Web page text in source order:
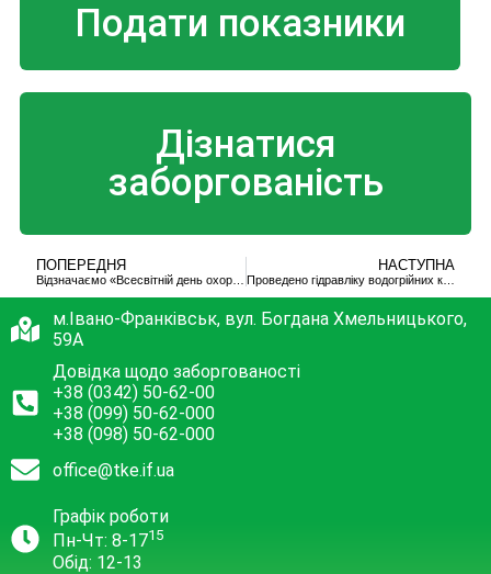
Подати показники
Дізнатися
заборгованість
ПОПЕРЕДНЯ НАСТУПНА
Проведено гідравліку водогрійних котлів
м.Івано-Франківськ, вул. Богдана Хмельницького,
59А
Довідка щодо заборгованості
+38 (0342) 50-62-00
+38 (099) 50-62-000
+38 (098) 50-62-000
office@tke.if.ua
Графік роботи
Пн-Чт: 8-1715
Обід: 12-13